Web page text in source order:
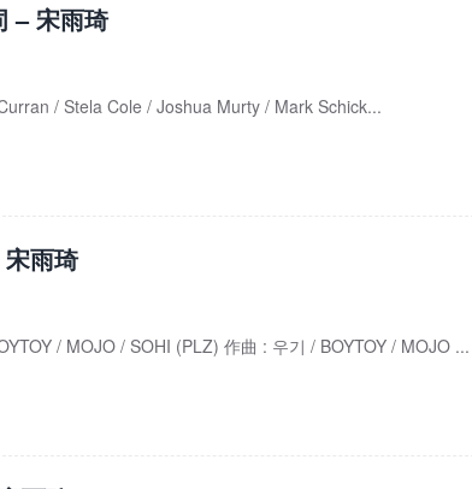
– 宋雨琦
/ Stela Cole / Joshua Murty / Mark Schick...
雨琦
/ MOJO / SOHI (PLZ) 作曲 : 우기 / BOYTOY / MOJO ...